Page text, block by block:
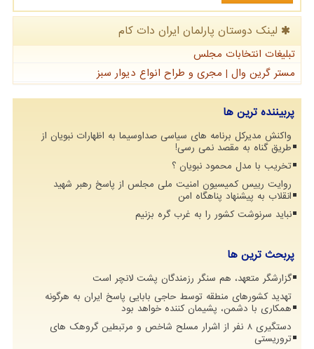
لینک دوستان پارلمان ایران دات كام
تبلیغات انتخابات مجلس
مستر گرین وال | مجری و طراح انواع دیوار سبز
پربیننده ترین ها
واکنش مدیرکل برنامه های سیاسی صداوسیما به اظهارات نبویان از
طریق گناه به مقصد نمی رسی!
تخریب با مدل محمود نبویان ؟
روایت رییس کمیسیون امنیت ملی مجلس از پاسخ رهبر شهید
انقلاب به پیشنهاد پناهگاه امن
نباید سرنوشت کشور را به غرب گره بزنیم
پربحث ترین ها
گزارشگر متعهد، هم سنگر رزمندگان پشت لانچر است
تهدید کشورهای منطقه توسط حاجی بابایی پاسخ ایران به هرگونه
همکاری با دشمن، پشیمان کننده خواهد بود
دستگیری 8 نفر از اشرار مسلح شاخص و مرتبطین گروهک های
تروریستی